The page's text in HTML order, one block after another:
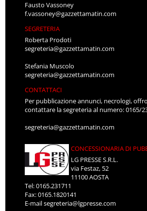
Fausto Vassoney
f.vassoney@gazzettamatin.com
SEGRETERIA
Roberta Prodoti
segreteria@gazzettamatin.com
Stefania Muscolo
segreteria@gazzettamatin.com
CONTATTACI
Per pubblicazione annunci, necrologi,
contattare la segreteria al numero: 0165/
segreteria@gazzettamatin.com
CONCESSIONARIA DI
LG PRESSE S.R.L.
via Festaz, 52
11100 AOSTA
Tel: 0165.231711
Fax: 0165.1820141
E-mailsegreteria@lgpresse.com